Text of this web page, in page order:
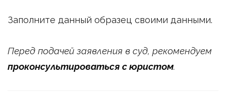
Заполните данный образец своими данными.
Перед подачей заявления в суд, рекомендуем
проконсультироваться с юристом.